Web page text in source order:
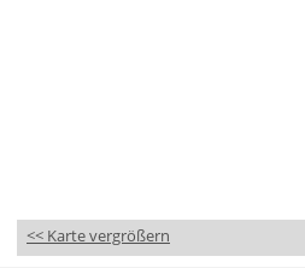
<< Karte vergrößern